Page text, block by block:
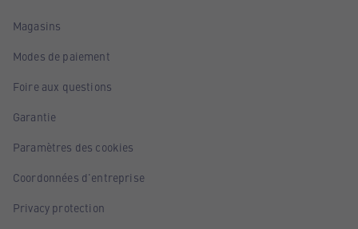
Magasins
Modes de paiement
Foire aux questions
Garantie
Paramètres des cookies
Coordonnées d'entreprise
Privacy protection